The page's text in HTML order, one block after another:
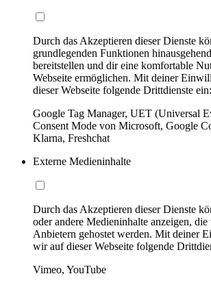
Durch das Akzeptieren dieser Dienste
grundlegenden Funktionen
bereitstellen und dir eine komfortable
Webseite ermöglichen. Mit deiner
dieser Webseite folgende Drittdienste ein:
Google Tag Manager, UET (Universal
Consent Mode von Microsoft, Google
Klarna, Freshchat
Externe Medieninhalte
Durch das Akzeptieren dieser Dienste
oder andere Medieninhalte anzeigen,
Anbietern gehostet werden. Mit deiner
wir auf dieser Webseite folgende
Vimeo, YouTube